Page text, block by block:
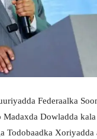
Federaalka
Madaxda Dowladda
Todobaadka Xoriyadda